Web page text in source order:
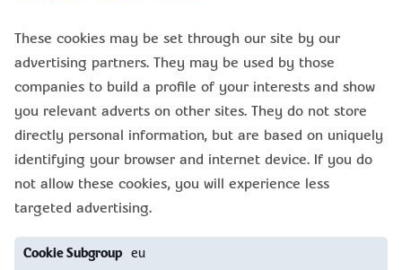
These cookies may be set through our site by our
advertising partners. They may be used by those
companies to build a profile of your interests and show
you relevant adverts on other sites. They do not store
directly personal information, but are based on uniquely
identifying your browser and internet device. If you do
not allow these cookies, you will experience less
targeted advertising.
Targeting
Cookies
eu